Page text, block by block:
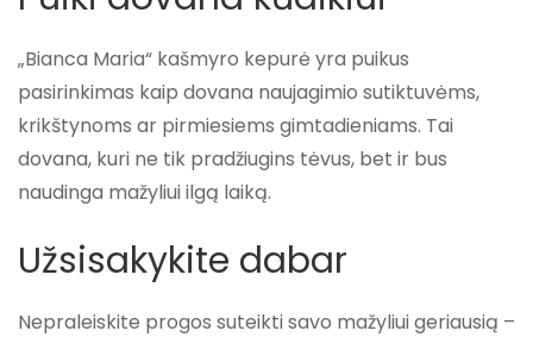
„Bianca Maria“ kašmyro kepurė yra puikus
pasirinkimas kaip dovana naujagimio sutiktuvėms,
krikštynoms ar pirmiesiems gimtadieniams. Tai
dovana, kuri ne tik pradžiugins tėvus, bet ir bus
naudinga mažyliui ilgą laiką.
Užsisakykite dabar
Nepraleiskite progos suteikti savo mažyliui geriausią –